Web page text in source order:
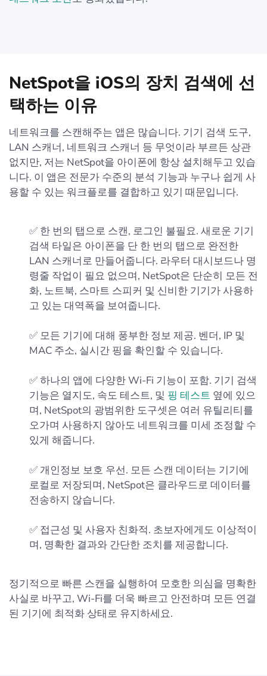
NetSpot을 iOS의 장치 검색에 선
택하는 이유
네트워크를 스캔해주는 앱은 많습니다. 기기 검색 도구,
LAN 스캐너, 네트워크 스캐너 등 무엇이라 부르든 상관
없지만, 저는 NetSpot을 아이폰에 항상 설치해두고 있습
니다. 이 앱은 전문가 수준의 분석 기능과 누구나 쉽게 사
용할 수 있는 워크플로를 결합하고 있기 때문입니다.
✅ 한 번의 탭으로 스캔, 로그인 불필요. 새로운 기기
검색 타일은 아이폰을 단 한 번의 탭으로 완전한
LAN 스캐너로 만들어줍니다. 라우터 대시보드나 명
령줄 작업이 필요 없으며, NetSpot은 단순히 모든 전
화, 노트북, 스마트 스피커 및 신비한 기기가 사용하
고 있는 대역폭을 보여줍니다.
✅ 모든 기기에 대해 풍부한 정보 제공. 벤더, IP 및
MAC 주소, 실시간 핑을 확인할 수 있습니다.
✅ 하나의 앱에 다양한 Wi-Fi 기능이 포함. 기기 검색
기능은 열지도, 속도 테스트, 및 핑 테스트 옆에 있으
며, NetSpot의 광범위한 도구셋은 여러 유틸리티를
오가며 사용하지 않아도 네트워크를 미세 조정할 수
있게 해줍니다.
✅ 개인정보 보호 우선. 모든 스캔 데이터는 기기에
로컬로 저장되며, NetSpot은 클라우드로 데이터를
전송하지 않습니다.
✅ 접근성 및 사용자 친화적. 초보자에게도 이상적이
며, 명확한 결과와 간단한 조치를 제공합니다.
정기적으로 빠른 스캔을 실행하여 모호한 의심을 명확한
사실로 바꾸고, Wi-Fi를 더욱 빠르고 안전하며 모든 연결
된 기기에 최적화 상태로 유지하세요.